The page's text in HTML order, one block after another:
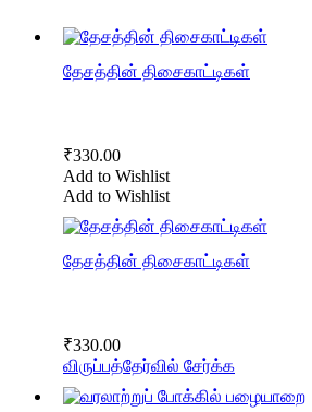
தேசத்தின் திசைகாட்டிகள்
₹330.00
Add to Wishlist
Add to Wishlist
தேசத்தின் திசைகாட்டிகள்
₹330.00
விருப்பத்தேர்வில் சேர்க்க